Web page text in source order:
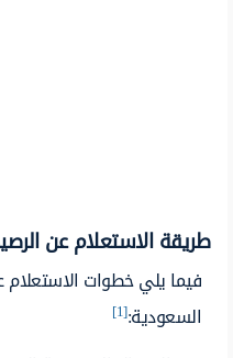
طريقة الاستعلام عن
فيما يلي خطوات
السعودية:[1]